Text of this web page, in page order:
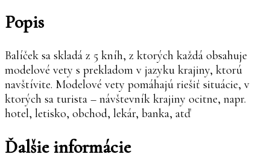
Popis
Balíček sa skladá z 5 kníh, z ktorých každá obsahuje
modelové vety s prekladom v jazyku krajiny, ktorú
navštívite. Modelové vety pomáhajú riešiť situácie, v
ktorých sa turista – návštevník krajiny ocitne, napr.
hotel, letisko, obchod, lekár, banka, atď
Ďalšie informácie